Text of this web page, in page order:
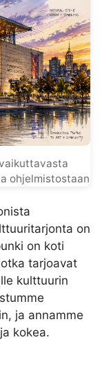
ohjelmistostaan
on
on koti
tarjoavat
kulttuurin
ja annamme
kokea.